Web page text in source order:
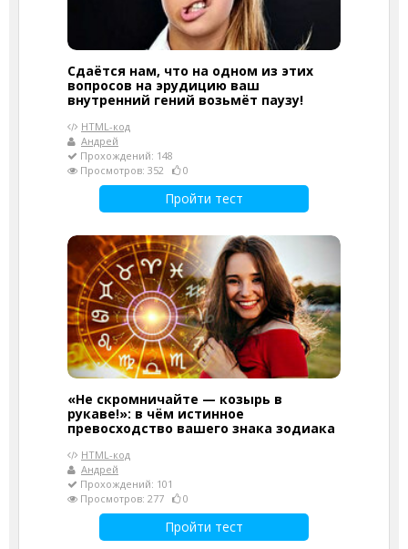
Сдаётся нам, что на одном из этих
вопросов на эрудицию ваш
внутренний гений возьмёт паузу!
HTML-код
Андрей
Прохождений: 148
Просмотров: 352
0
Пройти тест
«Не скромничайте — козырь в
рукаве!»: в чём истинное
превосходство вашего знака зодиака
HTML-код
Андрей
Прохождений: 101
Просмотров: 277
0
Пройти тест